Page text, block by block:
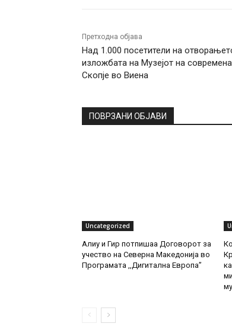
Претходна објава
Над 1.000 посетители на
изложбата на Музејот на
Скопје во Виена
ПОВРЗАНИ ОБЈАВИ
Uncategorized
Алиу и Гир потпишаа Договорот за
учество на Северна Македонија во
Програмата ,,Дигитална Европа”